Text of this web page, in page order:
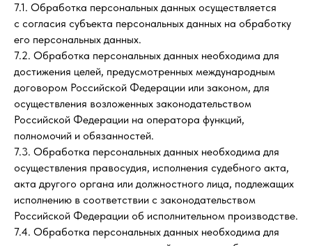
7.1. Обработка персональных данных осуществляется
с согласия субъекта персональных данных на обработку
его персональных данных.
7.2. Обработка персональных данных необходима для
достижения целей, предусмотренных международным
договором Российской Федерации или законом, для
осуществления возложенных законодательством
Российской Федерации на оператора функций,
полномочий и обязанностей.
7.3. Обработка персональных данных необходима для
осуществления правосудия, исполнения судебного акта,
акта другого органа или должностного лица, подлежащих
исполнению в соответствии с законодательством
Российской Федерации об исполнительном производстве.
7.4. Обработка персональных данных необходима для